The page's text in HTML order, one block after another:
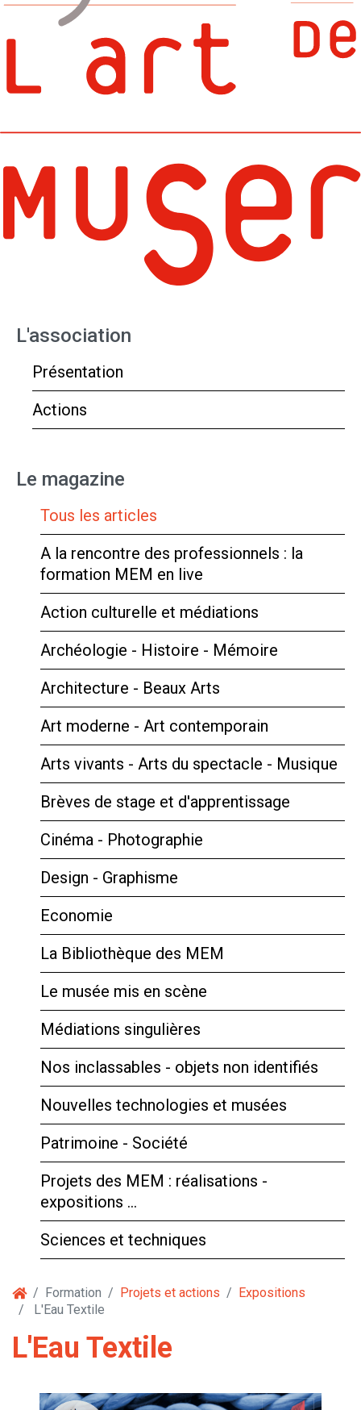
L'association
Présentation
Actions
Le magazine
Tous les articles
A la rencontre des professionnels : la
formation MEM en live
Action culturelle et médiations
Archéologie - Histoire - Mémoire
Architecture - Beaux Arts
Art moderne - Art contemporain
Arts vivants - Arts du spectacle - Musique
Brèves de stage et d'apprentissage
Cinéma - Photographie
Design - Graphisme
Economie
La Bibliothèque des MEM
Le musée mis en scène
Médiations singulières
Nos inclassables - objets non identifiés
Nouvelles technologies et musées
Patrimoine - Société
Projets des MEM : réalisations -
expositions …
Sciences et techniques
Formation Projets et actions
Expositions
L'Eau Textile
L'Eau Textile